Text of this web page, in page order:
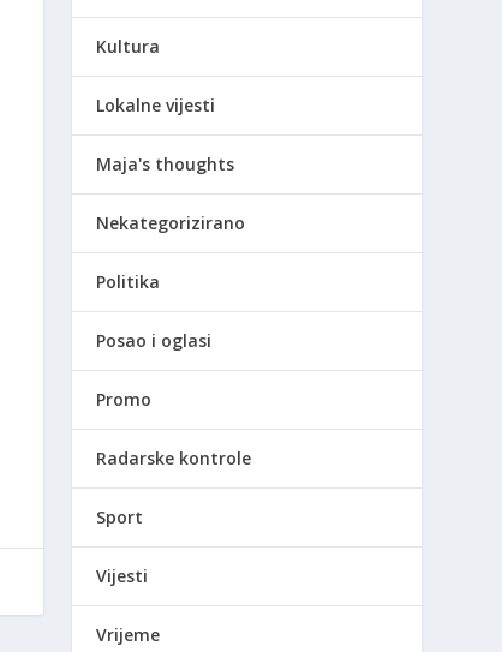
Kultura
Lokalne vijesti
Maja's thoughts
Nekategorizirano
Politika
Posao i oglasi
Promo
Radarske kontrole
Sport
Vijesti
Vrijeme